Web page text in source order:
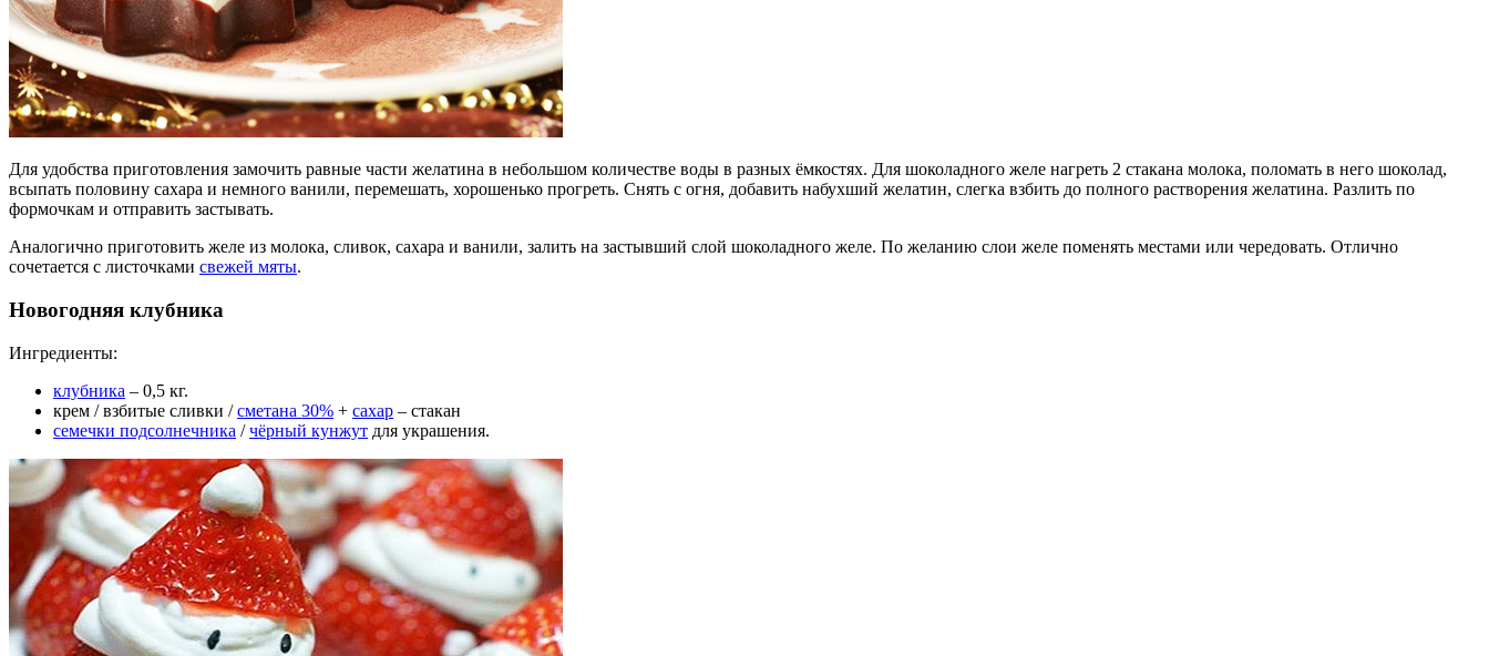
Для удобства приготовления замочить равные части желатина в небольшом количестве воды в разных ёмкостях. Для шоколадного желе нагреть 2 стакана молока, поломать в него шоколад,
всыпать половину сахара и немного ванили, перемешать, хорошенько прогреть. Снять с огня, добавить набухший желатин, слегка взбить до полного растворения желатина. Разлить по
формочкам и отправить застывать.
Аналогично приготовить желе из молока, сливок, сахара и ванили, залить на застывший слой шоколадного желе. По желанию слои желе поменять местами или чередовать. Отлично
сочетается с листочками свежей мяты.
Новогодняя клубника
Ингредиенты:
клубника – 0,5 кг.
крем / взбитые сливки /сметана 30% + сахар – стакан
семечки подсолнечника /чёрный кунжут для украшения.